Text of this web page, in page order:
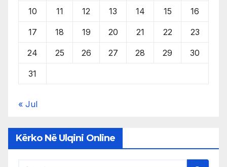
10 11 12 13 14 15 16
17 18 19 20 21 22 23
24 25 26 27 28 29 30
31
« Jul
Kërko Në Ulqini Online